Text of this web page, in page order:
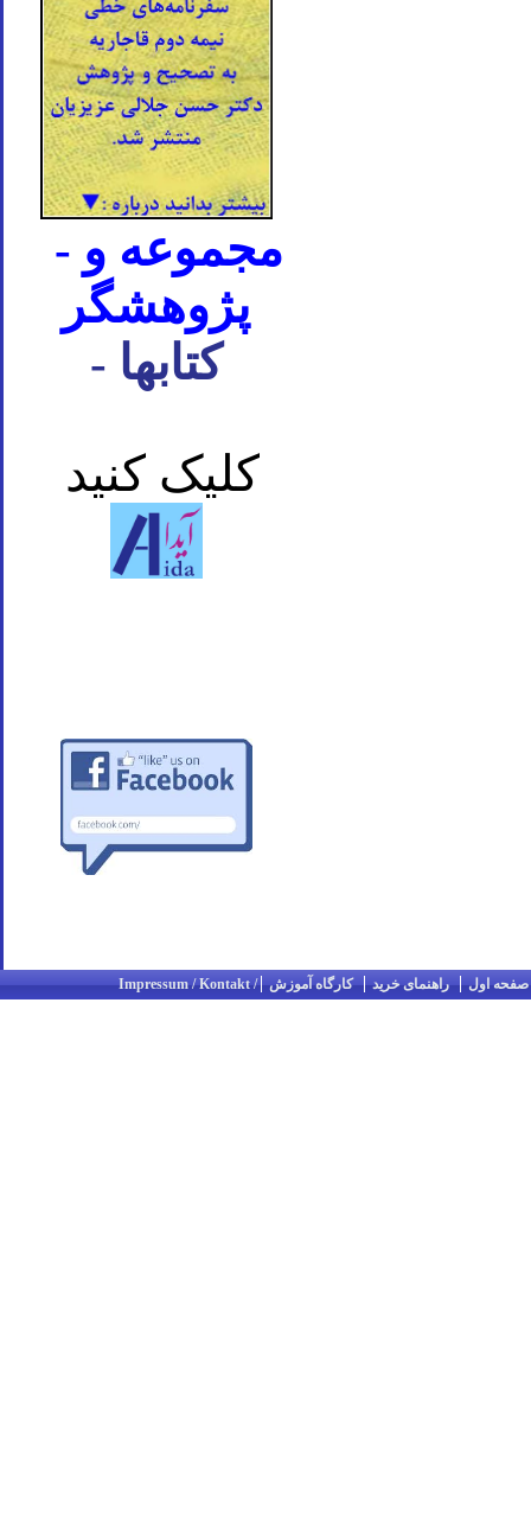
- مجموعه و
پژوهشگر
- کتابها
کلیک کنید
صفحه اول راهنمای خرید کارگاه آموزش